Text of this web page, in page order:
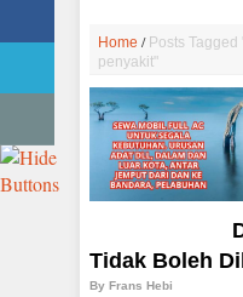
Home / Posts
penyakit"
Tidak Boleh
By Frans Hebi